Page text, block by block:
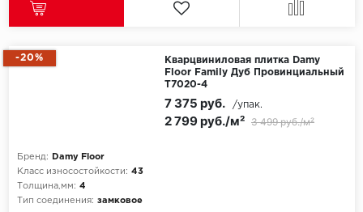
-20%
Кварцвиниловая плитка Damy
Floor Family Дуб Провинциальный
T7020-4
Бренд:
Damy Floor
Класс износостойкости: 43
Толщина,мм: 4
Тип соединения: замковое
2 799 руб./м² 3 499 руб./м²
7 375 руб. /упак.